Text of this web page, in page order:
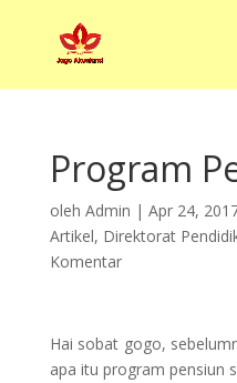
Program
oleh Admin | Apr 24,
Artikel, Direktorat
Komentar
Hai sobat gogo,
apa itu program pensiun